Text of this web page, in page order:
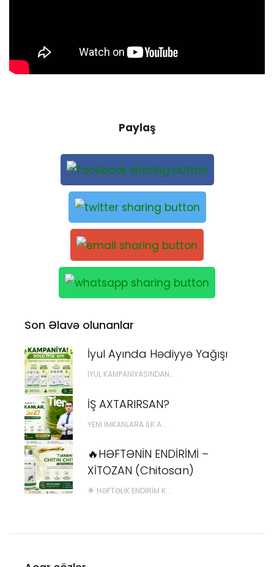
Paylaş
Son Əlavə olunanlar
İyul Ayında Hədiyyə Yağışı
İYUL KAMPANIYASINDAN...
İŞ AXTARIRSAN?
YENI İMKANLARA İLK A...
🔥HƏFTƏNİN ENDİRİMİ –
XİTOZAN (Chitosan)
🌟 HƏFTƏLIK ENDIRIM K...